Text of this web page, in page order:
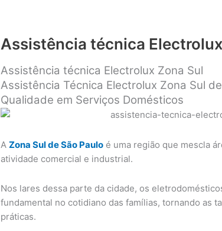
Assistência técnica
Assistência técnica Electrolux Zona Sul
Assistência Técnica Electrolux Zona Sul
Qualidade em Serviços Domésticos
AZona Sul de São Paulo é uma região que mescla
atividade comercial e industrial.
Nos lares dessa parte da cidade, os
fundamental no cotidiano das famílias, tornando as
práticas.